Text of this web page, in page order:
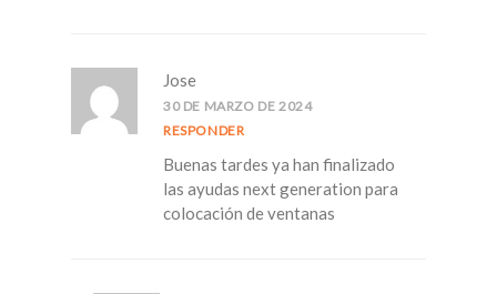
Jose
30 DE MARZO DE 2024
RESPONDER
Buenas tardes ya han finalizado
las ayudas next generation para
colocación de ventanas